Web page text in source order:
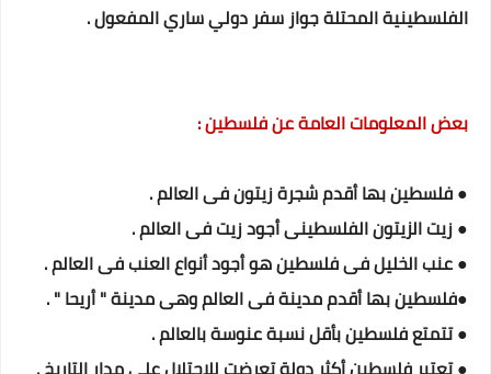
الفلسطينية المحتلة جواز سفر دولي ساري المفعول .
بعض المعلومات العامة عن فلسطين :
● فلسطين بها أقدم شجرة زيتون فى العالم .
● زيت الزيتون الفلسطينى أجود زيت فى العالم .
● عنب الخليل فى فلسطين هو أجود أنواع العنب فى العالم .
●فلسطين بها أقدم مدينة فى العالم وهى مدينة " أريحا " .
● تتمتع فلسطين بأقل نسبة عنوسة بالعالم .